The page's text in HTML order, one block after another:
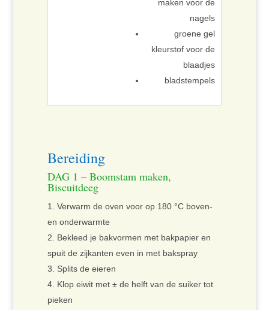
maken voor de
nagels
groene gel
kleurstof voor de
blaadjes
bladstempels
Bereiding
DAG 1 – Boomstam maken,
Biscuitdeeg
Verwarm de oven voor op 180 °C boven-
en onderwarmte
Bekleed je bakvormen met bakpapier en
spuit de zijkanten even in met bakspray
Splits de eieren
Klop eiwit met ± de helft van de suiker tot
pieken